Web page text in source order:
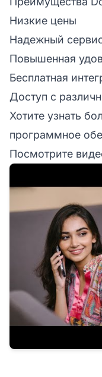
Низкие цены
Надежный
Повышенная
Бесплатная
Доступ с
Хотите узнать
программное
Посмотрите